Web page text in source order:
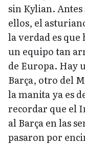
sin Kylian.
ellos, el
la verdad es que
un equipo tan
de Europa. Hay
Barça, otro del
la manita ya es
recordar que el
al Barça en las
pasaron por